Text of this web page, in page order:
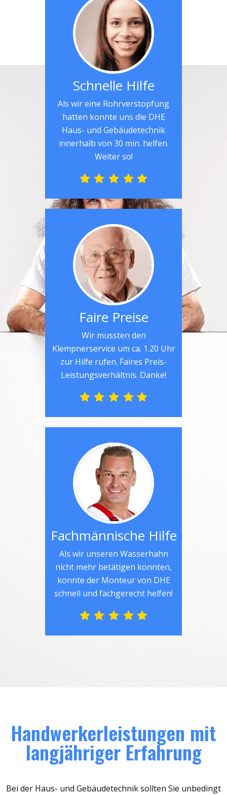
Schnelle Hilfe
Als wir eine Rohrverstopfung
hatten konnte uns die DHE
Haus- und Gebäudetechnik
innerhalb von 30 min. helfen.
Weiter so!
Faire Preise
Wir mussten den
Klempnerservice um ca. 1.20 Uhr
zur Hilfe rufen. Faires Preis-
Leistungsverhältnis. Danke!
Fachmännische Hilfe
Als wir unseren Wasserhahn
nicht mehr betätigen konnten,
konnte der Monteur von DHE
schnell und fachgerecht helfen!
Handwerkerleistungen mit
langjähriger Erfahrung
Bei der Haus- und Gebäudetechnik sollten Sie unbedingt